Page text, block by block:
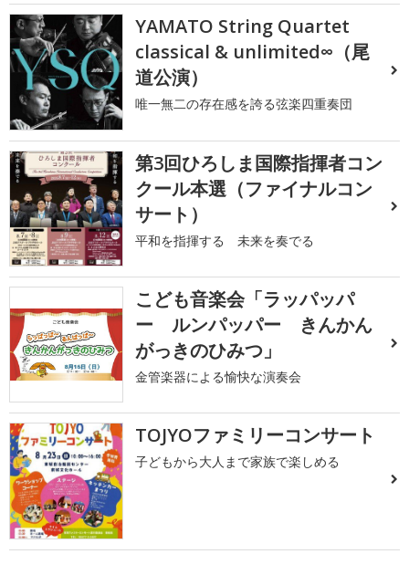
YAMATO String Quartet
classical & unlimited∞（尾
道公演）
唯一無二の存在感を誇る弦楽四重奏団
第3回ひろしま国際指揮者コン
クール本選（ファイナルコン
サート）
平和を指揮する 未来を奏でる
こども音楽会「ラッパッパ
ー ルンパッパー きんかん
がっきのひみつ」
金管楽器による愉快な演奏会
TOJYOファミリーコンサート
子どもから大人まで家族で楽しめる